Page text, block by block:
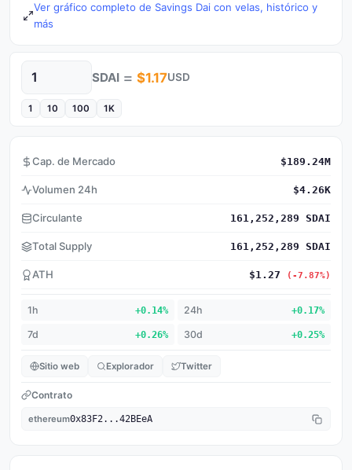
Ver gráfico completo de Savings Dai con velas, histórico y
más
Cantidad SDAI = $1.17USD
1 10 100 1K
Cap. de Mercado $189.24M
Volumen 24h $4.26K
Circulante 161,252,289 SDAI
Total Supply 161,252,289 SDAI
ATH $1.27 (-7.87%)
1h +0.14% 24h +0.17%
7d +0.26% 30d +0.25%
Sitio web Explorador Twitter
Contrato
ethereum0x83F2...42BEeA